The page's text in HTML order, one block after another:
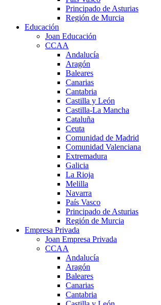
Principado de Asturias
Región de Murcia
Educación
Joan Educación
CCAA
Andalucía
Aragón
Baleares
Canarias
Cantabria
Castilla y León
Castilla-La Mancha
Cataluña
Ceuta
Comunidad de Madrid
Comunidad Valenciana
Extremadura
Galicia
La Rioja
Melilla
Navarra
País Vasco
Principado de Asturias
Región de Murcia
Empresa Privada
Joan Empresa Privada
CCAA
Andalucía
Aragón
Baleares
Canarias
Cantabria